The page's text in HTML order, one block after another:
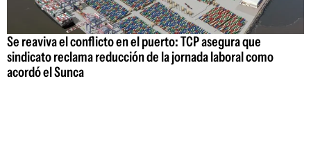
Se reaviva el conflicto en el puerto: TCP asegura que
sindicato reclama reducción de la jornada laboral como
acordó el Sunca